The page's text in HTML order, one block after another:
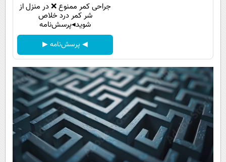
جراحی کمر ممنوع ❌ در منزل از
شر کمر درد خلاص
شوید◂پرسش‌نامه
◀ پرسش‌نامه ▶